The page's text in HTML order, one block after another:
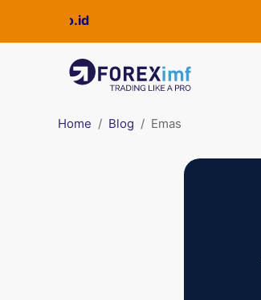
Home Blog Emas